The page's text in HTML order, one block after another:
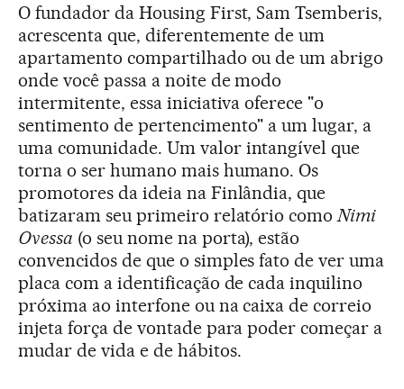
O fundador da Housing First, Sam Tsemberis,
acrescenta que, diferentemente de um
apartamento compartilhado ou de um abrigo
onde você passa a noite de modo
intermitente, essa iniciativa oferece "o
sentimento de pertencimento" a um lugar, a
uma comunidade. Um valor intangível que
torna o ser humano mais humano. Os
promotores da ideia na Finlândia, que
batizaram seu primeiro relatório comoNimi
Ovessa (o seu nome na porta), estão
convencidos de que o simples fato de ver uma
placa com a identificação de cada inquilino
próxima ao interfone ou na caixa de correio
injeta força de vontade para poder começar a
mudar de vida e de hábitos.